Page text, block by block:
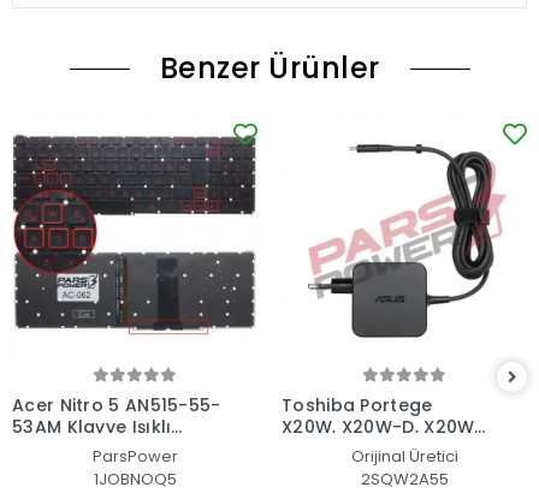
Benzer Ürünler
Acer Nitro 5 AN515-55-
53AM Klavye Işıklı
(Siyah TR)ParsPower
1JOBNOQ5
Toshiba Portege
X20W, X20W-D, X20W-
E Adaptör Şarj Aleti-
Orijinal Üretici
2SQW2A55